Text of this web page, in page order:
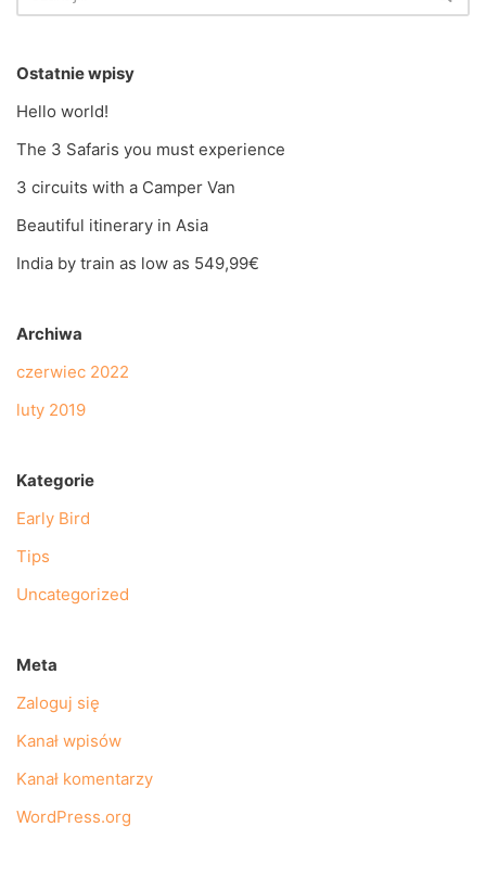
Ostatnie wpisy
Hello world!
The 3 Safaris you must experience
3 circuits with a Camper Van
Beautiful itinerary in Asia
India by train as low as 549,99€
Archiwa
czerwiec 2022
luty 2019
Kategorie
Early Bird
Tips
Uncategorized
Meta
Zaloguj się
Kanał wpisów
Kanał komentarzy
WordPress.org